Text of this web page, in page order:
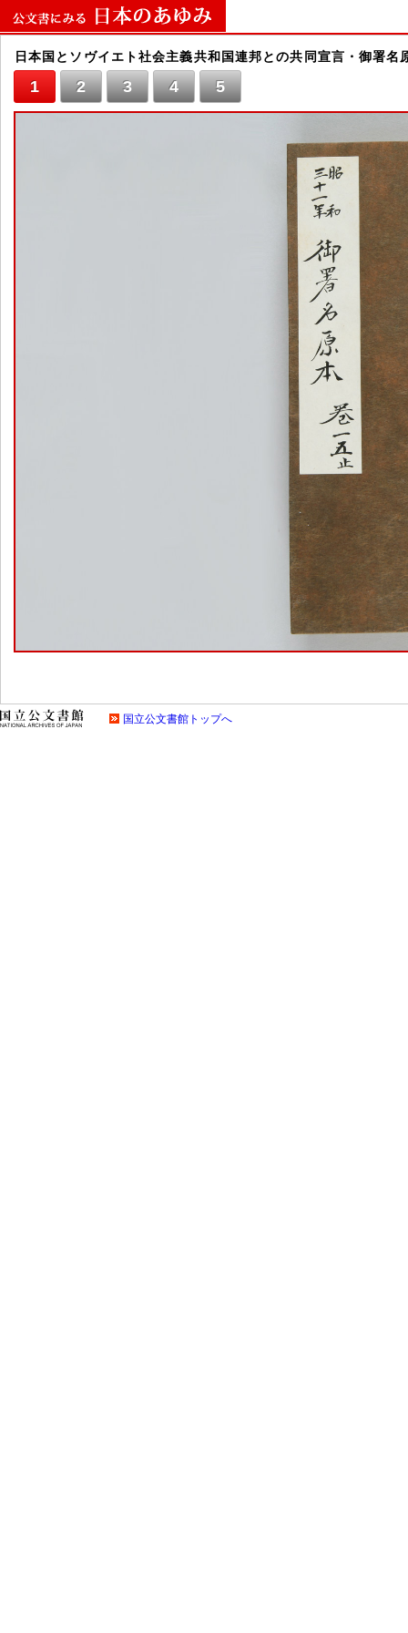
日本国とソヴイエト社会主義共和国連邦との共同宣言・御署
1 2 3 4 5
国立公文書館トップへ